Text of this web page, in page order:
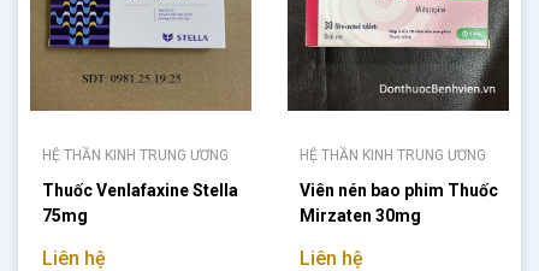
HỆ THẦN KINH TRUNG ƯƠNG
Thuốc Venlafaxine Stella
75mg
Liên hệ
HỆ THẦN KINH TRUNG ƯƠNG
Viên nén bao phim Thuốc
Mirzaten 30mg
Liên hệ